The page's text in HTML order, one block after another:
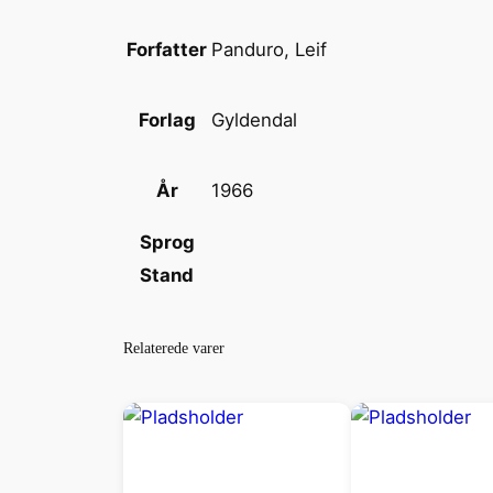
Forfatter Panduro, Leif
Forlag Gyldendal
År 1966
Sprog
Stand
Relaterede varer